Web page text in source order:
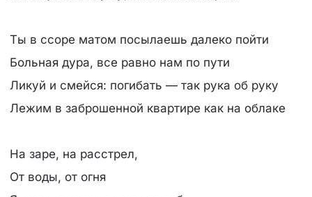
Ты в ссоре матом посылаешь далеко пойти
Больная дура, все равно нам по пути
Ликуй и смейся: погибать — так рука об руку
Лежим в заброшенной квартире как на облаке
На заре, на расстрел,
От воды, от огня